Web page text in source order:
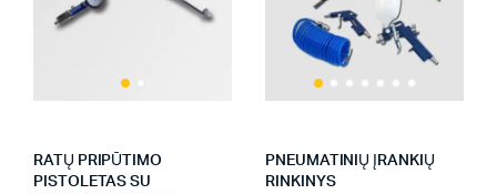
RATŲ PRIPŪTIMO
PISTOLETAS SU
PNEUMATINIŲ ĮRANKIŲ
RINKINYS